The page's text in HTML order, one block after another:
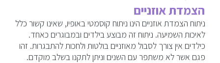
הצמדת אוזניים
ניתוח הצמדת אוזניים הינו ניתוח קוסמטי באופיו, שאינו קשור כלל
לאיכות השמיעה. ניתוח זה מבוצע בילדים ובמבוגרים כאחד.
כילדים אין צורך לסבול מאוזניים בולטות ולחכות להתבגרות. זהו
פגם אשר לא משתפר עם השנים וניתן לתקנו בשלב מוקדם.